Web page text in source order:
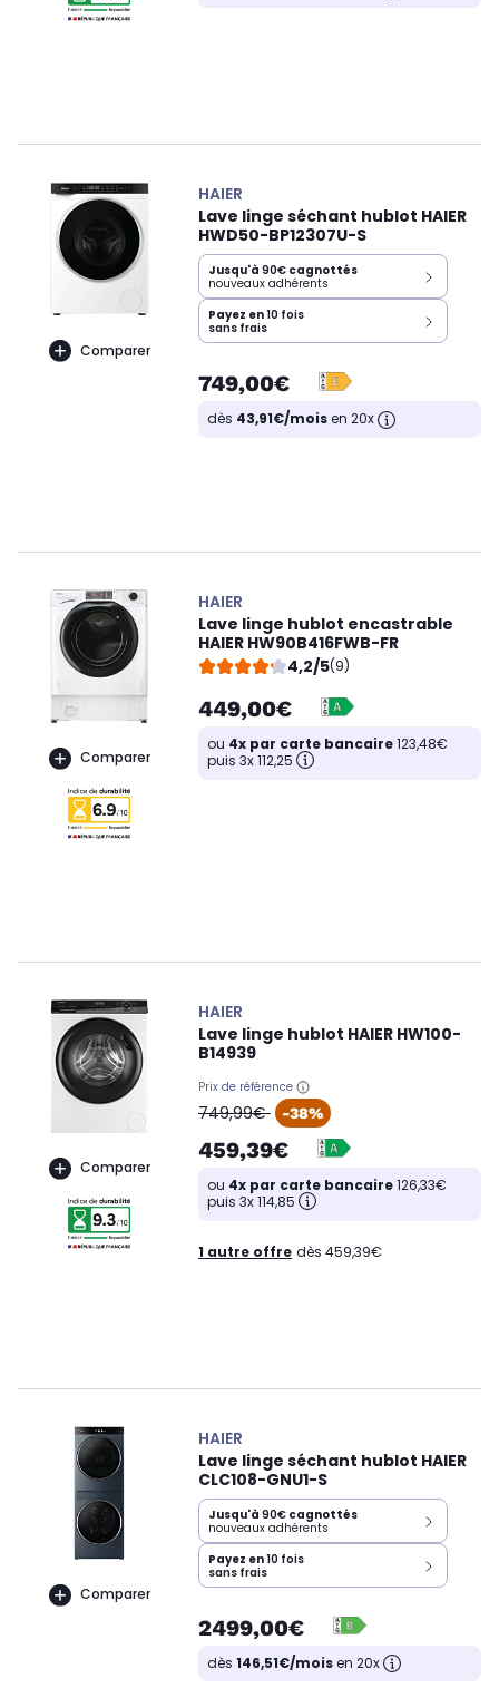
Comparer
HAIER
Lave linge séchant hublot HAIER
HWD50-BP12307U-S
Jusqu'à 90€ cagnottés
nouveaux adhérents
Payez en10 fois
sans frais
749,00€
dès 43,91€/moisen 20x
Comparer
HAIER
Lave linge hublot encastrable
HAIER HW90B416FWB-FR
4,2/5(9)
449,00€
ou 4x par carte bancaire123,48€
puis 3x 112,25
Comparer
HAIER
Lave linge hublot HAIER HW100-
B14939
Prix de référence
oldPrice
749,99€ -38%
459,39€
ou 4x par carte bancaire126,33€
puis 3x 114,85
1 autre offre dès 459,39€
Comparer
HAIER
Lave linge séchant hublot HAIER
CLC108-GNU1-S
Jusqu'à 90€ cagnottés
nouveaux adhérents
Payez en10 fois
sans frais
2499,00€
dès 146,51€/moisen 20x